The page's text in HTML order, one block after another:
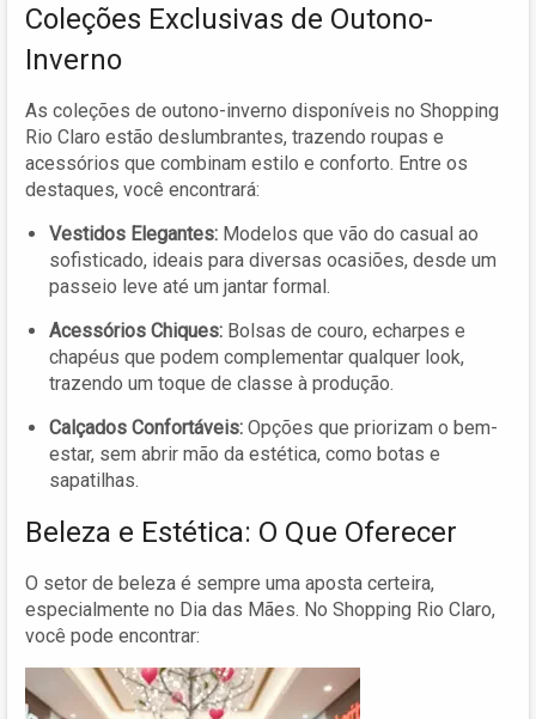
Coleções Exclusivas de Outono-
Inverno
As coleções de outono-inverno disponíveis no Shopping
Rio Claro estão deslumbrantes, trazendo roupas e
acessórios que combinam estilo e conforto. Entre os
destaques, você encontrará:
Vestidos Elegantes: Modelos que vão do casual ao
sofisticado, ideais para diversas ocasiões, desde um
passeio leve até um jantar formal.
Acessórios Chiques: Bolsas de couro, echarpes e
chapéus que podem complementar qualquer look,
trazendo um toque de classe à produção.
Calçados Confortáveis: Opções que priorizam o bem-
estar, sem abrir mão da estética, como botas e
sapatilhas.
Beleza e Estética: O Que Oferecer
O setor de beleza é sempre uma aposta certeira,
especialmente no Dia das Mães. No Shopping Rio Claro,
você pode encontrar: